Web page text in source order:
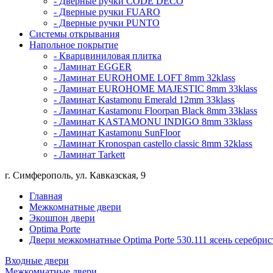
- Дверные ручки FUARO
- Дверные ручки PUNTO
Системы открывания
Напольное покрытие
- Кварцвиниловая плитка
- Ламинат EGGER
- Ламинат EUROHOME LOFT 8mm 32klass
- Ламинат EUROHOME MAJESTIC 8mm 33klass
- Ламинат Kastamonu Emerald 12mm 33klass
- Ламинат Kastamonu Floorpan Black 8mm 33klass
- Ламинат KASTAMONU INDIGO 8mm 33klass
- Ламинат Kastamonu SunFloor
- Ламинат Kronospan castello classic 8mm 32klass
- Ламинат Tarkett
г. Симферополь, ул. Кавказская, 9
Главная
Межкомнатные двери
Экошпон двери
Optima Porte
Двери межкомнатные Optima Porte 530.111 ясень
Входные двери